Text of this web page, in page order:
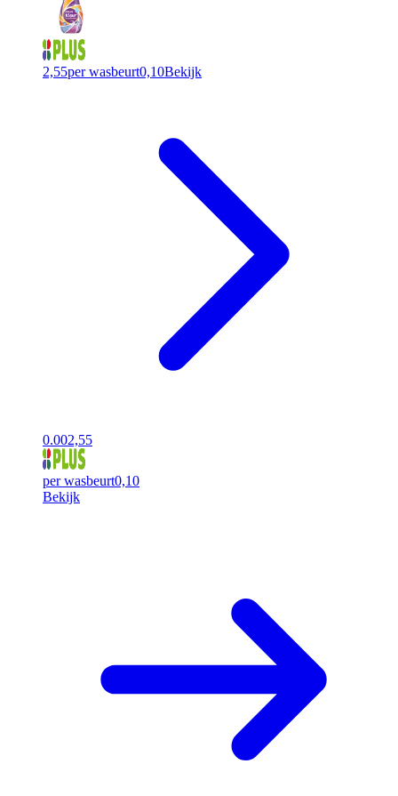
2,55per wasbeurt0,10Bekijk
0.002,55
per wasbeurt0,10
Bekijk